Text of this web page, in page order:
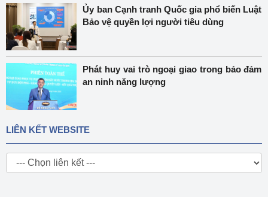
Ủy ban Cạnh tranh Quốc gia phổ biến Luật
Bảo vệ quyền lợi người tiêu dùng
Phát huy vai trò ngoại giao trong bảo đảm
an ninh năng lượng
LIÊN KẾT WEBSITE